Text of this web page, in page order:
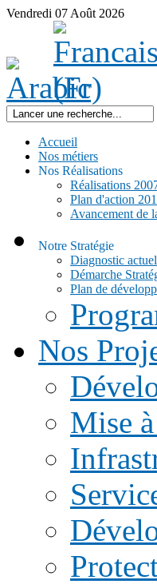
Vendredi 07 Août 2026
Accueil
Nos métiers
Nos Réalisations
Réalisations
Plan d'action
Avancement de
Notre Stratégie
Diagnostic actuel
Démarche
Plan de
Nos
Mise